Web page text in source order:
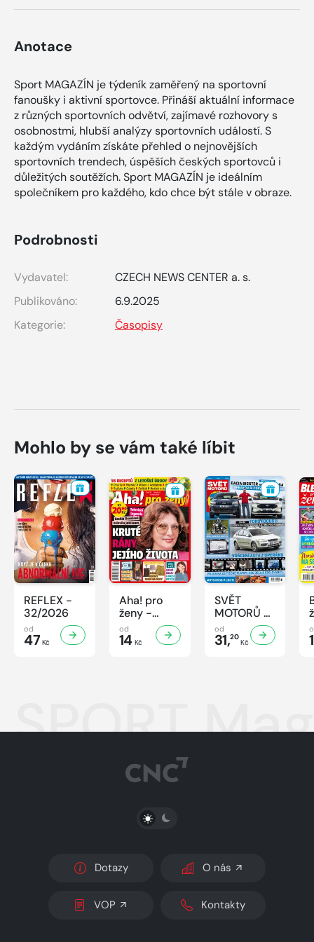
Anotace
Sport MAGAZÍN je týdeník zaměřený na sportovní
fanoušky i aktivní sportovce. Přináší aktuální informace
z různých sportovních odvětví, zajímavé rozhovory s
osobnostmi, hlubší analýzy sportovních událostí. S
každým vydáním získáte přehled o nejnovějších
sportovních trendech, úspěších českých sportovců i
důležitých soutěžích. Sport MAGAZÍN je ideálním
společníkem pro každého, kdo chce být stále v obraze.
Podrobnosti
Vydavatel:
CZECH NEWS CENTER a. s.
Publikováno:
6.9.2025
Kategorie:
Časopisy
Mohlo by se vám také líbit
REFLEX -
32/2026
od
47 Kč
Aha! pro
ženy -
32/2026
od
14Kč
SVĚT
MOTORŮ -
32/2026
od
31,20
Kč
SPORT
PŘEPNOUT SVĚTLÝ/TMAVÝ REŽIM
Dotazy O nás
VOP Kontakty